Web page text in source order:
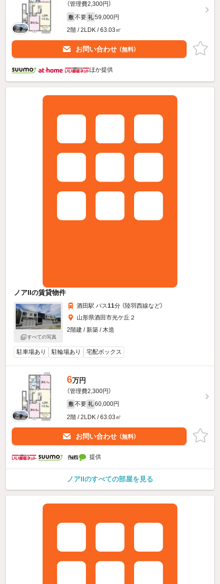
（管理費2,300円）
敷 不要 礼 59,000円
2階 / 2LDK / 63.03㎡
お問い合わせ （無料）
ほか提供
ノアIIの賃貸物件
すべての写真
酒田駅 バス11分 （陸羽西線など）
山形県酒田市光ケ丘２
2階建 / 新築 / 木造
駐車場あり 駐輪場あり 宅配ボックス
6万円
（管理費2,300円）
敷 不要 礼 60,000円
2階 / 2LDK / 63.03㎡
お問い合わせ （無料）
提供
ノアIIのすべての部屋を見る